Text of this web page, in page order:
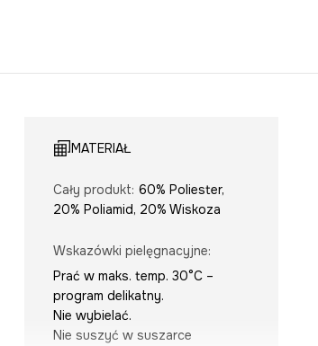
MATERIAŁ
Cały produkt: 60% Poliester,
20% Poliamid, 20% Wiskoza
Wskazówki pielęgnacyjne:
Prać w maks. temp. 30°C –
program delikatny.
Nie wybielać.
Nie suszyć w suszarce